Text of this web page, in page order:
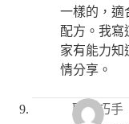
一樣的，適
配方。我寫
家有能力知
情分享。
匿名巧手